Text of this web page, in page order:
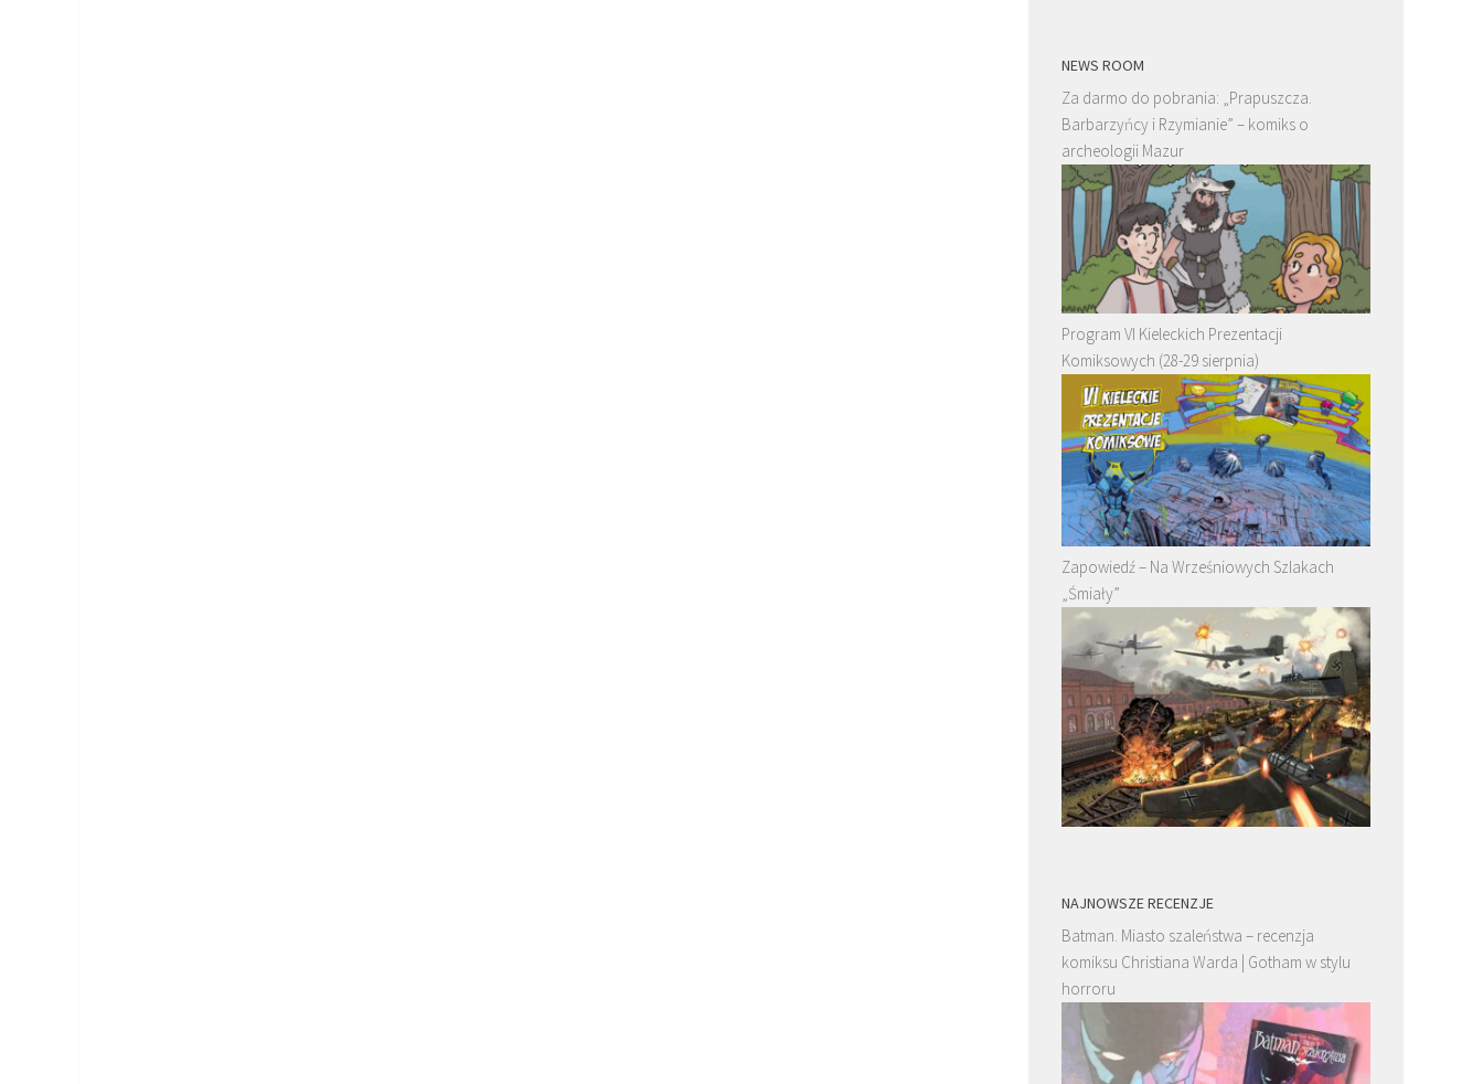
NEWS ROOM
Za darmo do pobrania: „Prapuszcza.
Barbarzyńcy i Rzymianie” – komiks o
archeologii Mazur
Program VI Kieleckich Prezentacji
Komiksowych (28-29 sierpnia)
Zapowiedź – Na Wrześniowych Szlakach
„Śmiały”
NAJNOWSZE RECENZJE
Batman. Miasto szaleństwa – recenzja
komiksu Christiana Warda | Gotham w stylu
horroru